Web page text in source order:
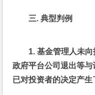
三. 典型判例
1. 基金管理人未
政府平台公司退出等与
已对投资者的决定产